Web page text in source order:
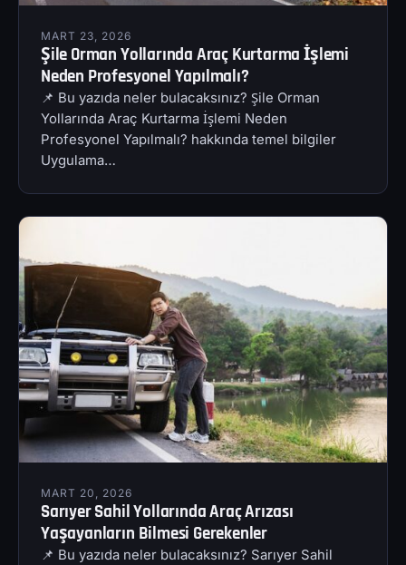
MART 23, 2026
Şile Orman Yollarında Araç Kurtarma İşlemi
Neden Profesyonel Yapılmalı?
📌 Bu yazıda neler bulacaksınız? Şile Orman
Yollarında Araç Kurtarma İşlemi Neden
Profesyonel Yapılmalı? hakkında temel bilgiler
Uygulama…
MART 20, 2026
Sarıyer Sahil Yollarında Araç Arızası
Yaşayanların Bilmesi Gerekenler
📌 Bu yazıda neler bulacaksınız? Sarıyer Sahil